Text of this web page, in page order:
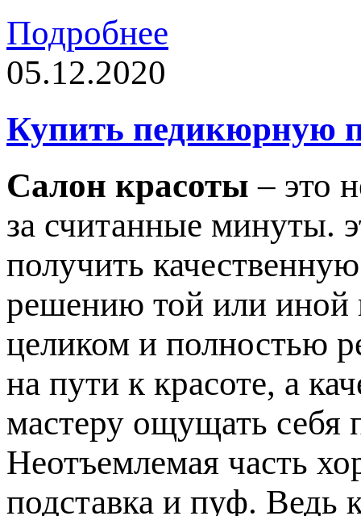
Подробнее
05.12.2020
Купить педикюрную
Салон красоты – это
за считанные минуты.
получить
решению той или иной
целиком и полностью
на пути к красоте, а
мастеру ощущать себя
Неотъемлемая часть
подставка и пуф. Ведь